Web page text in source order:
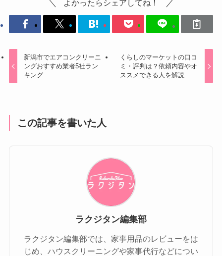
よかったらシェアしてね！
新潟市でエアコンクリーニ
ングおすすめ業者5社ラン
キング
くらしのマーケットの口コ
ミ・評判は？依頼内容やオ
ススメできる人を解説
この記事を書いた人
ラクジタン編集部
ラクジタン編集部では、家事用品のレビューをは
じめ、ハウスクリーニングや家事代行などについ